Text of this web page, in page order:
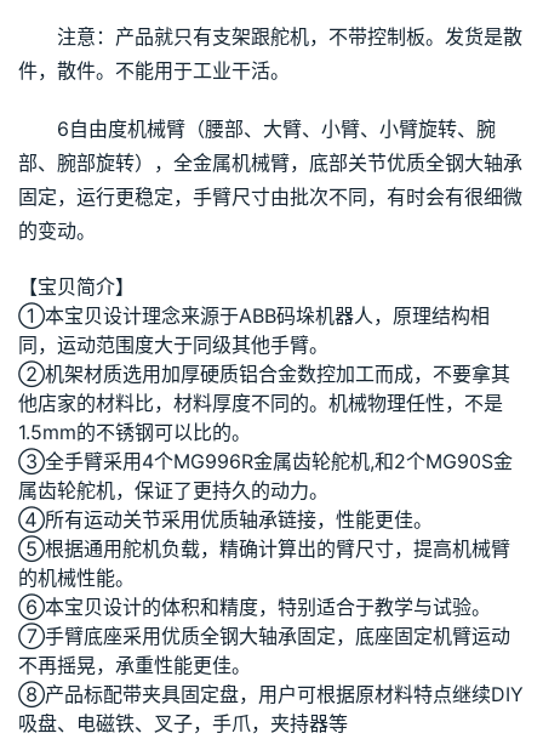
注意：产品就只有支架跟舵机，不带控制板。发货是散
件，散件。不能用于工业干活。
6自由度机械臂（腰部、大臂、小臂、小臂旋转、腕
部、腕部旋转），全金属机械臂，底部关节优质全钢大轴承
固定，运行更稳定，手臂尺寸由批次不同，有时会有很细微
的变动。
【宝贝简介】
①本宝贝设计理念来源于ABB码垛机器人，原理结构相
同，运动范围度大于同级其他手臂。
②机架材质选用加厚硬质铝合金数控加工而成，不要拿其
他店家的材料比，材料厚度不同的。机械物理任性，不是
1.5mm的不锈钢可以比的。
③全手臂采用4个MG996R金属齿轮舵机,和2个MG90S金
属齿轮舵机，保证了更持久的动力。
④所有运动关节采用优质轴承链接，性能更佳。
⑤根据通用舵机负载，精确计算出的臂尺寸，提高机械臂
的机械性能。
⑥本宝贝设计的体积和精度，特别适合于教学与试验。
⑦手臂底座采用优质全钢大轴承固定，底座固定机臂运动
不再摇晃，承重性能更佳。
⑧产品标配带夹具固定盘，用户可根据原材料特点继续DIY
吸盘、电磁铁、叉子，手爪，夹持器等